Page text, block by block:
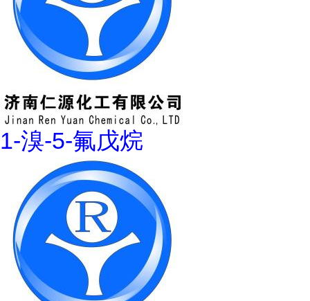
1-溴-5-氟戊烷